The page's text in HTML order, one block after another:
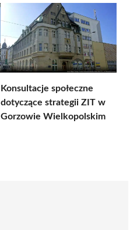
Konsultacje społeczne
dotyczące strategii ZIT w
Gorzowie Wielkopolskim